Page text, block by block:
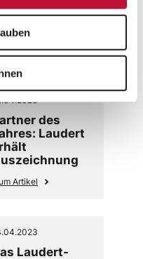
Artikel
des
Laudert
Artikel
Laudert-